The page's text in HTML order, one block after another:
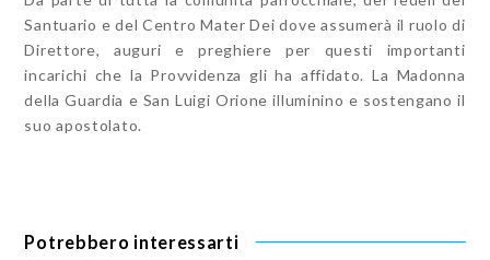
Santuario e del Centro Mater Dei dove assumerà il ruolo di
Direttore, auguri e preghiere per questi importanti
incarichi che la Provvidenza gli ha affidato. La Madonna
della Guardia e San Luigi Orione illuminino e sostengano il
suo apostolato.
Potrebbero interessarti